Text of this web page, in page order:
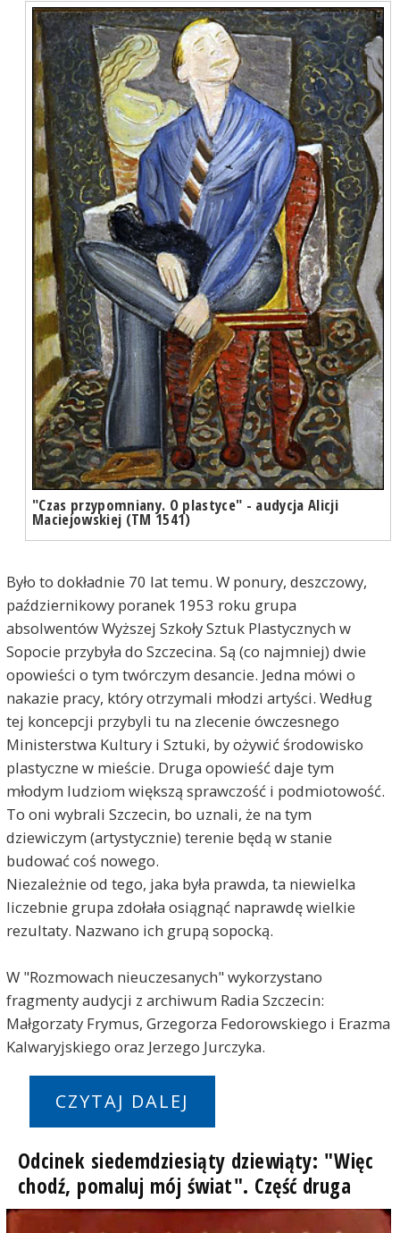
"Czas przypomniany. O plastyce" - audycja Alicji
Maciejowskiej (TM 1541)
Było to dokładnie 70 lat temu. W ponury, deszczowy,
październikowy poranek 1953 roku grupa
absolwentów Wyższej Szkoły Sztuk Plastycznych w
Sopocie przybyła do Szczecina. Są (co najmniej) dwie
opowieści o tym twórczym desancie. Jedna mówi o
nakazie pracy, który otrzymali młodzi artyści. Według
tej koncepcji przybyli tu na zlecenie ówczesnego
Ministerstwa Kultury i Sztuki, by ożywić środowisko
plastyczne w mieście. Druga opowieść daje tym
młodym ludziom większą sprawczość i podmiotowość.
To oni wybrali Szczecin, bo uznali, że na tym
dziewiczym (artystycznie) terenie będą w stanie
budować coś nowego.
Niezależnie od tego, jaka była prawda, ta niewielka
liczebnie grupa zdołała osiągnąć naprawdę wielkie
rezultaty. Nazwano ich grupą sopocką.
W "Rozmowach nieuczesanych" wykorzystano
fragmenty audycji z archiwum Radia Szczecin:
Małgorzaty Frymus, Grzegorza Fedorowskiego i Erazma
Kalwaryjskiego oraz Jerzego Jurczyka.
CZYTAJ DALEJ
Odcinek siedemdziesiąty dziewiąty: "Więc
chodź, pomaluj mój świat". Część druga